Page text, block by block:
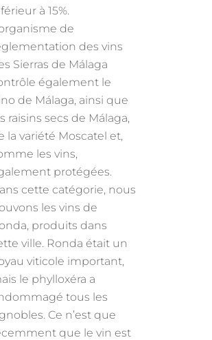
à 15%.
de
des vins
Sierras de Málaga
également le
de Málaga, ainsi que
raisins secs de Málaga,
la variété Moscatel et,
les vins,
protégées.
cette catégorie, nous
les vins de
produits dans
ville. Ronda était un
viticole important,
le phylloxéra a
tous les
Ce n’est que
que le vin est